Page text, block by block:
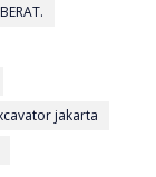
jakarta